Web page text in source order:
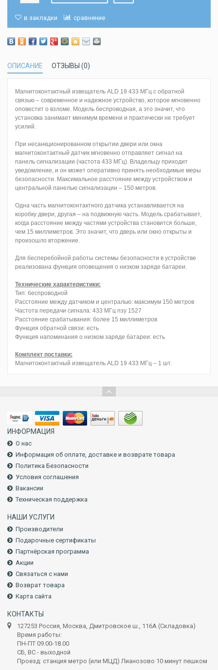
в закладки сравнение
ОПИСАНИЕ ОТЗЫВЫ (0)
Магнитоконтактный извещатель ALD 19 433 МГц с обратной
связью – современное и надежное устройство, которое мгновенно
оповестит о взломе. Модель беспроводная, а это значит, что
установка занимает минимум времени и практически не требует
усилий.
При несанкционированном открытии двери или окна
магнитоконтактный датчик мгновенно отправляет сигнал на
панель сигнализации (частота 433 МГц). Владельцу приходит
уведомление, и он может оперативно принять необходимые меры
безопасности. Максимальное расстояние между устройством и
центральной панелью сигнализации – 150 метров.
Одна часть магнитоконтактного датчика устанавливается на
коробку двери, другая – на подвижную часть. Модель срабатывает,
когда расстояние между частями устройства становится больше,
чем 15 миллиметров. Это значит, что дверь или окно открыты и
произошло вторжение.
Для бесперебойной работы системы безопасности в устройстве
реализована функция оповещения о низком заряде батареи.
Технические характеристики:
Тип: беспроводной
Расстояние между датчиком и централью: максимум 150 метров
Частота передачи сигнала: 433 МГц пзу 1527
Расстояние срабатывания: более 15 миллиметров
Функция обратной связи: есть
Функция напоминания о низком заряде батареи: есть
Комплект поставки:
Магнитоконтактный извещатель ALD 19 433 МГц – 1 шт.
ИНФОРМАЦИЯ
О нас
Информация об оплате, доставке и возврате товара
Политика Безопасности
Условия соглашения
Вакансии
Техническая поддержка
НАШИ УСЛУГИ
Производители
Подарочные сертификаты
Партнёрская программа
Акции
Связаться с нами
Возврат товара
Карта сайта
КОНТАКТЫ
127253 Россия, Москва, Дмитровское ш., 116А (Складовка)
Время работы:
ПН-ПТ 09.00-18.00
СБ, ВС - выходной
Проезд: станция метро (или МЦД) Лианозово 10 минут пешком